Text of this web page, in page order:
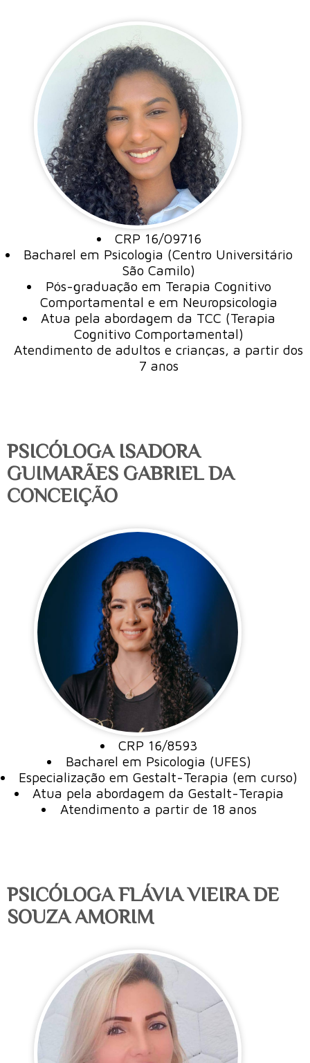
CRP 16/09716
Bacharel em Psicologia (Centro Universitário
São Camilo)
Pós-graduação em Terapia Cognitivo
Comportamental e em Neuropsicologia
Atua pela abordagem da TCC (Terapia
Cognitivo Comportamental)
Atendimento de adultos e crianças, a partir dos
7 anos
PSICÓLOGA ISADORA
GUIMARÃES GABRIEL DA
CONCEIÇÃO
CRP 16/8593
Bacharel em Psicologia (UFES)
Especialização em Gestalt-Terapia (em curso)
Atua pela abordagem da Gestalt-Terapia
Atendimento a partir de 18 anos
PSICÓLOGA FLÁVIA VIEIRA DE
SOUZA AMORIM